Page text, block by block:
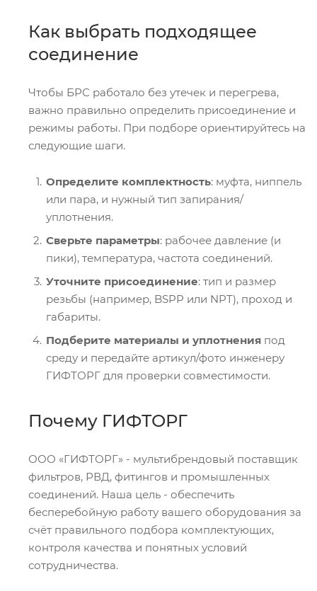
Как выбрать подходящее
соединение
Чтобы БРС работало без утечек и перегрева,
важно правильно определить присоединение и
режимы работы. При подборе ориентируйтесь на
следующие шаги.
Определите комплектность: муфта, ниппель
или пара, и нужный тип запирания/
уплотнения.
Сверьте параметры: рабочее давление (и
пики), температура, частота соединений.
Уточните присоединение: тип и размер
резьбы (например, BSPP или NPT), проход и
габариты.
Подберите материалы и уплотнения под
среду и передайте артикул/фото инженеру
ГИФТОРГ для проверки совместимости.
Почему ГИФТОРГ
ООО «ГИФТОРГ» - мультибрендовый поставщик
фильтров, РВД, фитингов и промышленных
соединений. Наша цель - обеспечить
бесперебойную работу вашего оборудования за
счёт правильного подбора комплектующих,
контроля качества и понятных условий
сотрудничества.